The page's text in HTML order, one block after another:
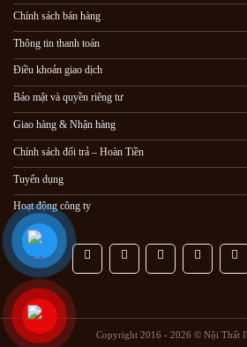
Chính sách bán hàng
Thông tin thanh toán
Điều khoản giao dịch
Bảo mật và quyền riêng tư
Giao hàng & Nhận hàng
Chính sách đổi trả – Hoàn Tiền
Tuyển dụng
Hoạt động công ty
Copyright 2016 - 2026 © Nội Thất